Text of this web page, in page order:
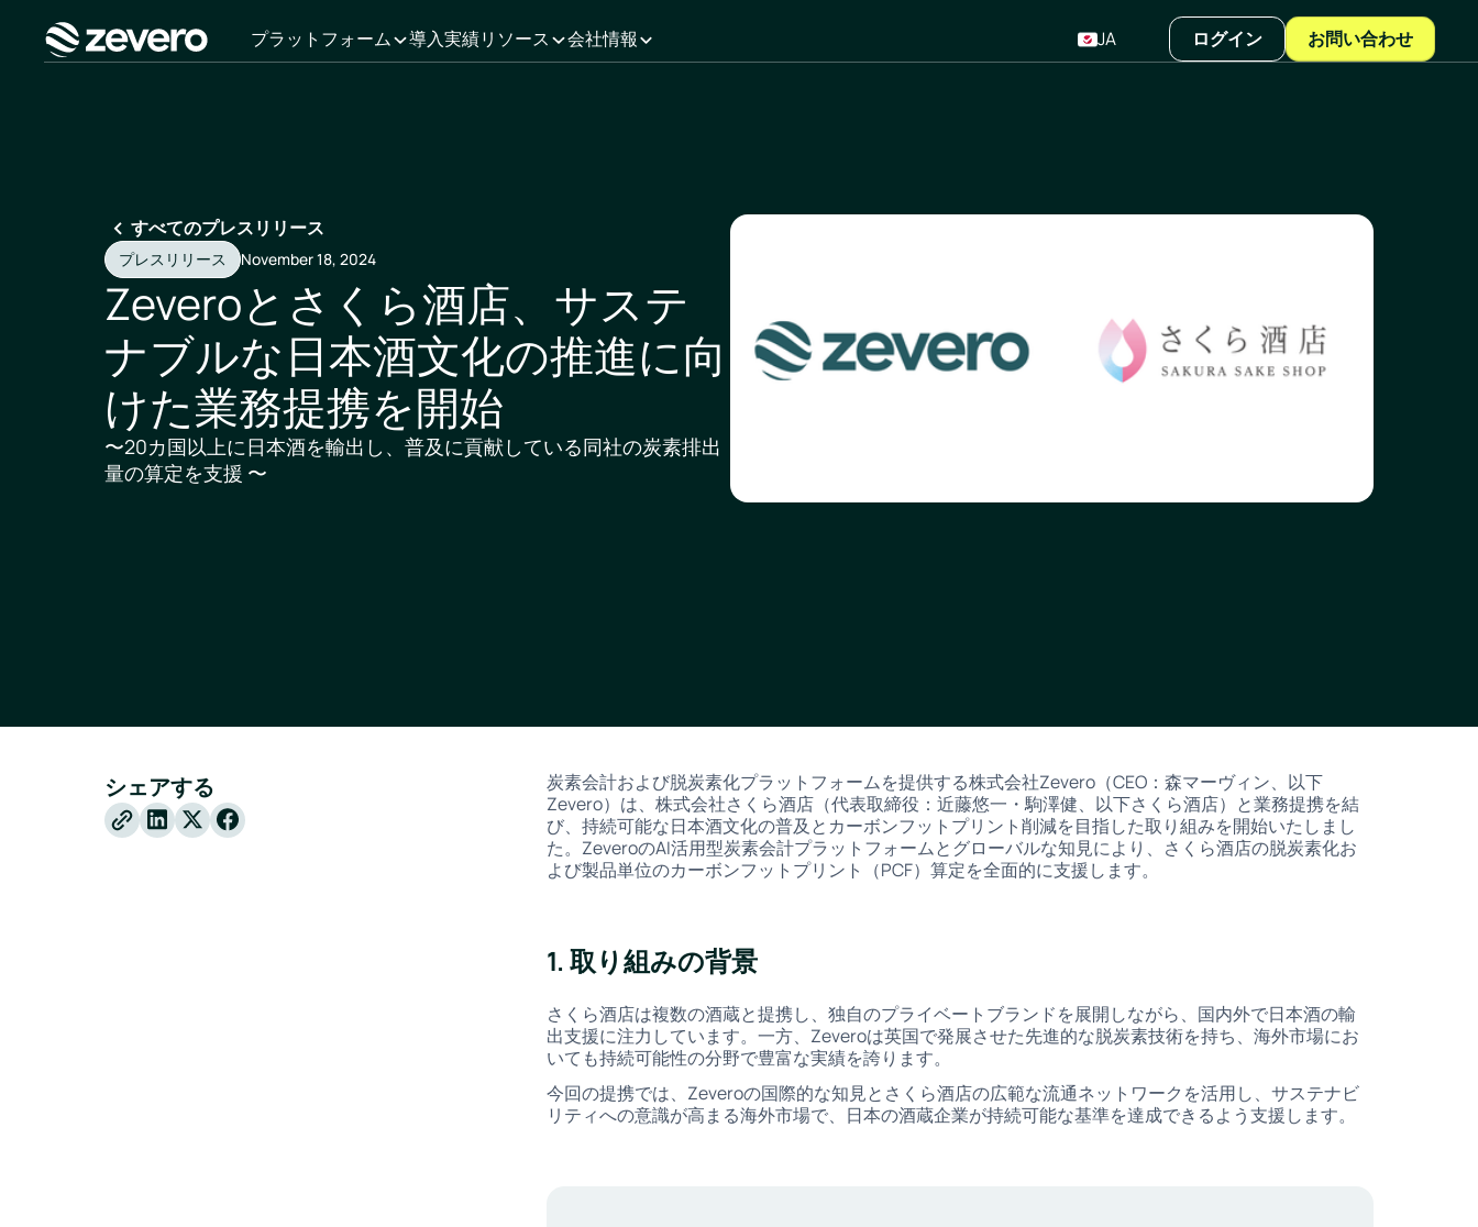
ホーム
プラットフォーム 導入実績リソース 会社情報 JA ログイン お問い合わせ
すべてのプレスリリース
プレスリリース November 18, 2024
Zeveroとさくら酒店、サステ
ナブルな日本酒文化の推進に向
けた業務提携を開始
〜20カ国以上に日本酒を輸出し、普及に貢献している同社の炭素排出
量の算定を支援 〜
シェアする
X
Facebook
炭素会計および脱炭素化プラットフォームを提供する株式会社Zevero（CEO：森マーヴィン、以下
Zevero）は、株式会社さくら酒店（代表取締役：近藤悠一・駒澤健、以下さくら酒店）と業務提携を結
び、持続可能な日本酒文化の普及とカーボンフットプリント削減を目指した取り組みを開始いたしまし
た。ZeveroのAI活用型炭素会計プラットフォームとグローバルな知見により、さくら酒店の脱炭素化お
よび製品単位のカーボンフットプリント（PCF）算定を全面的に支援します。
1. 取り組みの背景
さくら酒店は複数の酒蔵と提携し、独自のプライベートブランドを展開しながら、国内外で日本酒の輸
出支援に注力しています。一方、Zeveroは英国で発展させた先進的な脱炭素技術を持ち、海外市場にお
いても持続可能性の分野で豊富な実績を誇ります。
今回の提携では、Zeveroの国際的な知見とさくら酒店の広範な流通ネットワークを活用し、サステナビ
リティへの意識が高まる海外市場で、日本の酒蔵企業が持続可能な基準を達成できるよう支援します。